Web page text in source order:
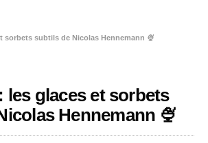
sorbets subtils de Nicolas Hennemann 🍨
les glaces et sorbets
Hennemann 🍨